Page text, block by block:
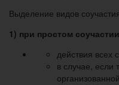
Выделение видов
1) при простом
действия всех
в случае, если